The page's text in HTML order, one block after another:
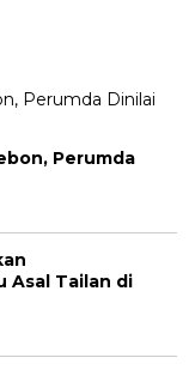
Perumda
Asal Tailan di